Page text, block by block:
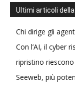
Ultimi articoli
Chi dirige gli
Con l’AI, il cyber
ripristino
Seeweb, più